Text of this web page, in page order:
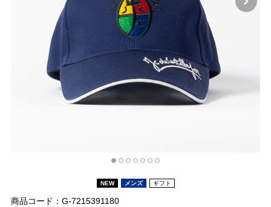
NEW メンズ ギフト
商品コード：G-7215391180